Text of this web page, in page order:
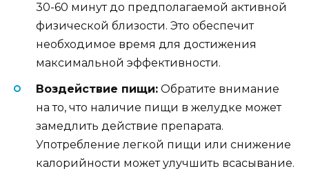
30-60 минут до предполагаемой активной
физической близости. Это обеспечит
необходимое время для достижения
максимальной эффективности.
Воздействие пищи: Обратите внимание
на то, что наличие пищи в желудке может
замедлить действие препарата.
Употребление легкой пищи или снижение
калорийности может улучшить всасывание.